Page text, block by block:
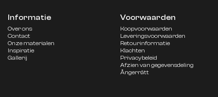
Informatie
Over ons
Contact
Onze materialen
Inspiratie
Gallerij
Voorwaarden
Koopvoorwaarden
Leveringsvoorwaarden
Retourinformatie
Klachten
Privacybeleid
Afzien van gegevensdeling
Ångerrätt